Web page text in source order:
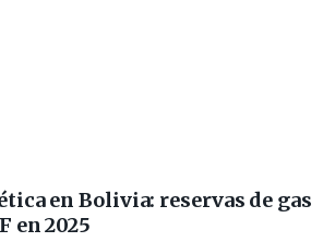
en Bolivia: reservas de gas
en 2025